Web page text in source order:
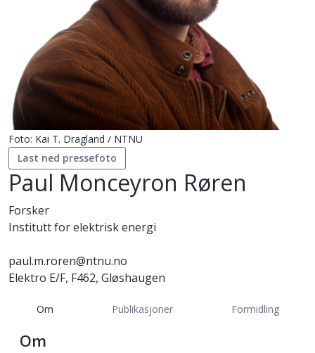
Foto: Kai T. Dragland / NTNU
Last ned pressefoto
Paul Monceyron Røren
Forsker
Institutt for elektrisk energi
paul.m.roren@ntnu.no
Elektro E/F, F462, Gløshaugen
Om Publikasjoner Formidling
Om